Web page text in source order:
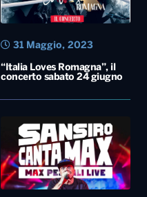
“Italia Loves Romagna”, il
concerto sabato 24 giugno
31 Maggio, 2023